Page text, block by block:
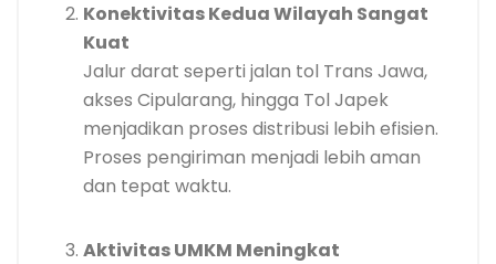
Konektivitas Kedua Wilayah Sangat
Kuat
Jalur darat seperti jalan tol Trans Jawa,
akses Cipularang, hingga Tol Japek
menjadikan proses distribusi lebih efisien.
Proses pengiriman menjadi lebih aman
dan tepat waktu.
Aktivitas UMKM Meningkat